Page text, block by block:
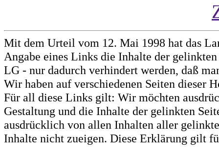
Mit dem Urteil vom 12. Mai 1998 hat das
Angabe eines Links die Inhalte der
LG - nur dadurch verhindert werden, daß
Wir haben auf verschiedenen Seiten dieser
Für all diese Links gilt: Wir möchten
Gestaltung und die Inhalte der gelinkten
ausdrücklich von allen Inhalten aller
Inhalte nicht zueigen. Diese Erklärung gilt